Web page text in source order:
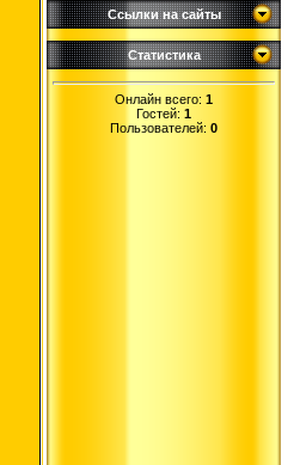
Ссылки на сайты
Статистика
Онлайн всего: 1
Гостей: 1
Пользователей: 0